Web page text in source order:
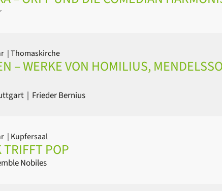
| Thomaskirche
– WERKE VON HOMILIUS,
| Frieder Bernius
| Kupfersaal
TRIFFT POP
Nobiles